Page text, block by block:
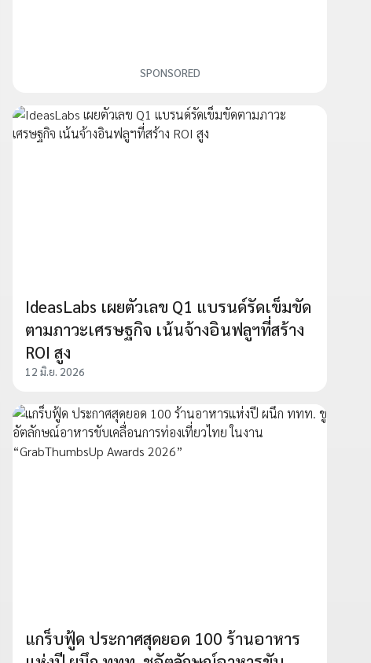
SPONSORED
IdeasLabs เผยตัวเลข Q1 แบรนด์รัดเข็มขัด
ตามภาวะเศรษฐกิจ เน้นจ้างอินฟลูฯที่สร้าง
ROI สูง
12 มิ.ย. 2026
แกร็บฟู้ด ประกาศสุดยอด 100 ร้านอาหาร